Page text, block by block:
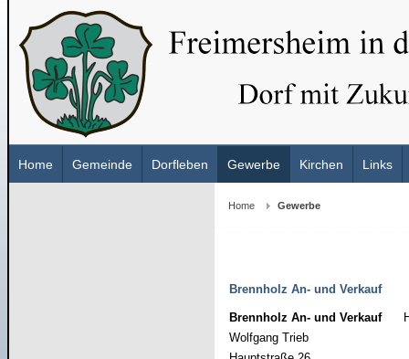
Home Gemeinde Dorfleben Gewerbe Kirchen Links
Home Gewerbe
Brennholz An- und Verkauf
Brennholz An- und Verkauf
Wolfgang Trieb